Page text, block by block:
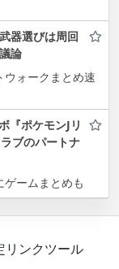
器選びは周回
論
ウォークまとめ速
『ポケモンJリ
ブのパートナ
ゲームまとめも
リンクツール